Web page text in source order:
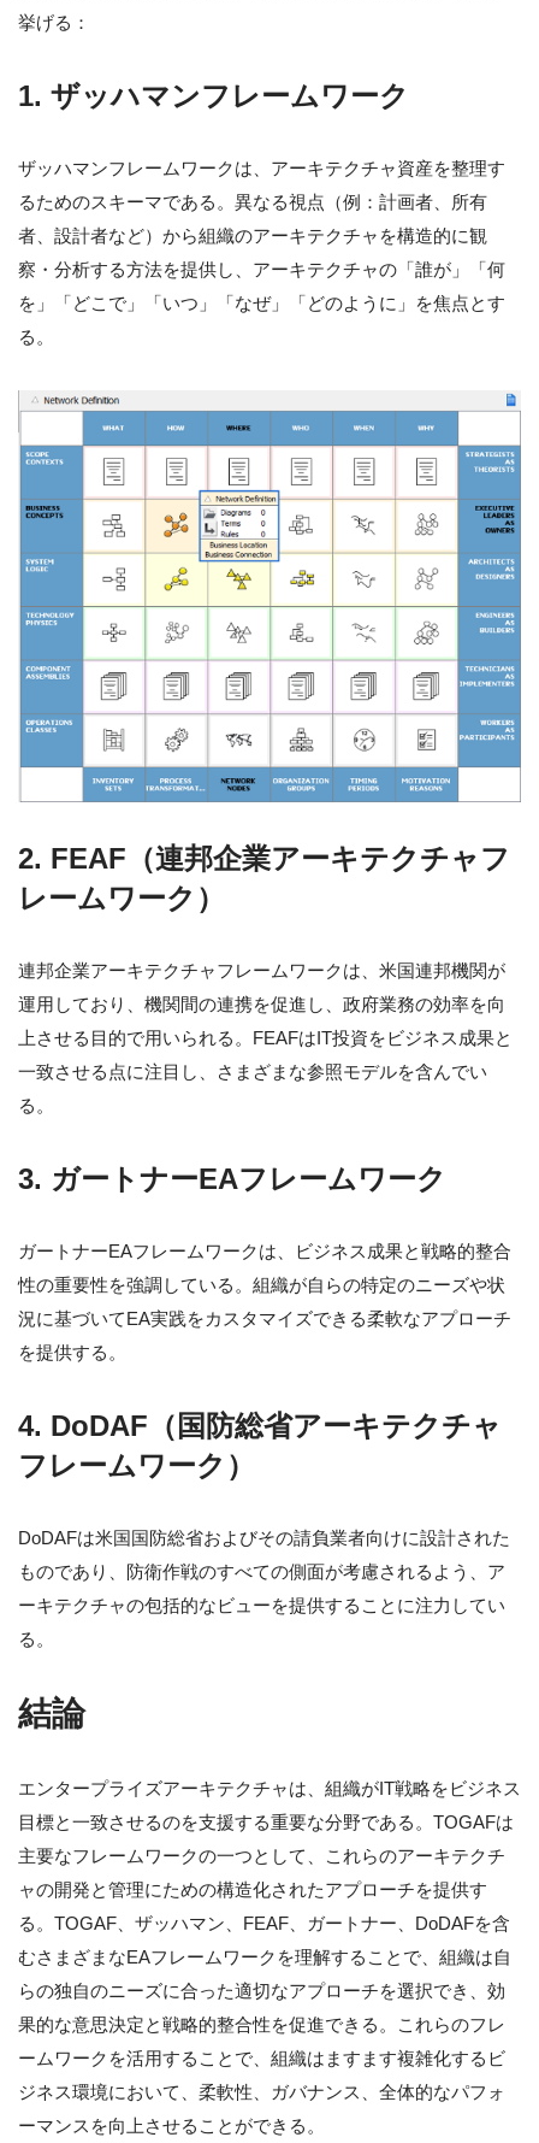
挙げる：
1. ザッハマンフレームワーク
ザッハマンフレームワークは、アーキテクチャ資産を整理す
るためのスキーマである。異なる視点（例：計画者、所有
者、設計者など）から組織のアーキテクチャを構造的に観
察・分析する方法を提供し、アーキテクチャの「誰が」「何
を」「どこで」「いつ」「なぜ」「どのように」を焦点とす
る。
2. FEAF（連邦企業アーキテクチャフ
レームワーク）
連邦企業アーキテクチャフレームワークは、米国連邦機関が
運用しており、機関間の連携を促進し、政府業務の効率を向
上させる目的で用いられる。FEAFはIT投資をビジネス成果と
一致させる点に注目し、さまざまな参照モデルを含んでい
る。
3. ガートナーEAフレームワーク
ガートナーEAフレームワークは、ビジネス成果と戦略的整合
性の重要性を強調している。組織が自らの特定のニーズや状
況に基づいてEA実践をカスタマイズできる柔軟なアプローチ
を提供する。
4. DoDAF（国防総省アーキテクチャ
フレームワーク）
DoDAFは米国国防総省およびその請負業者向けに設計された
ものであり、防衛作戦のすべての側面が考慮されるよう、ア
ーキテクチャの包括的なビューを提供することに注力してい
る。
結論
エンタープライズアーキテクチャは、組織がIT戦略をビジネス
目標と一致させるのを支援する重要な分野である。TOGAFは
主要なフレームワークの一つとして、これらのアーキテクチ
ャの開発と管理にための構造化されたアプローチを提供す
る。TOGAF、ザッハマン、FEAF、ガートナー、DoDAFを含
むさまざまなEAフレームワークを理解することで、組織は自
らの独自のニーズに合った適切なアプローチを選択でき、効
果的な意思決定と戦略的整合性を促進できる。これらのフレ
ームワークを活用することで、組織はますます複雑化するビ
ジネス環境において、柔軟性、ガバナンス、全体的なパフォ
ーマンスを向上させることができる。